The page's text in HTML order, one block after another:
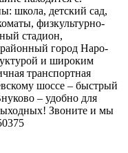
школа, детский сад,
физкультурно-
стадион,
город Наро-
и широким
транспортная
шоссе – быстрый
– удобно для
Звоните и мы